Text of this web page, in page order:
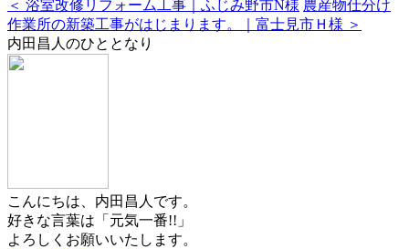
＜ 浴室改修リフォーム工事｜ふじみ野市N様 農産物仕分け
作業所の新築工事がはじまります。｜富士見市Ｈ様 ＞
内田昌人のひととなり
こんにちは、内田昌人です。
好きな言葉は「元気一番!!」
よろしくお願いいたします。